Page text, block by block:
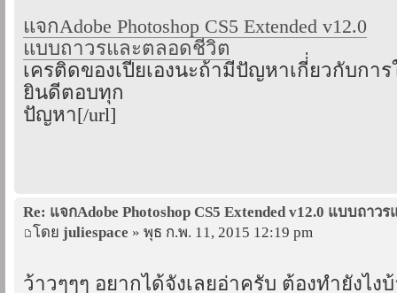
แจกAdobe Photoshop CS5 Extended v12.0
แบบถาวรและตลอดชีวิต
เครติดของเปียเองนะถ้ามีปัญหาเกี่่ยวกับกา
ยินดีตอบทุก
ปัญหา[/url]
Re: แจกAdobe Photoshop CS5 Extended v12.0 แบบถาว
โดย juliespace » พุธ ก.พ. 11, 2015 12:19 pm
ว้าวๆๆๆ อยากได้จังเลยอ่าครับ ต้องทำยังไง